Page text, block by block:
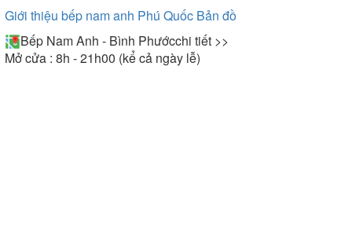
Giới thiệu bếp nam anh Phú Quốc Bản đồ
Bếp Nam Anh - Bình Phướcchi tiết >>
Mở cửa : 8h - 21h00 (kể cả ngày lễ)